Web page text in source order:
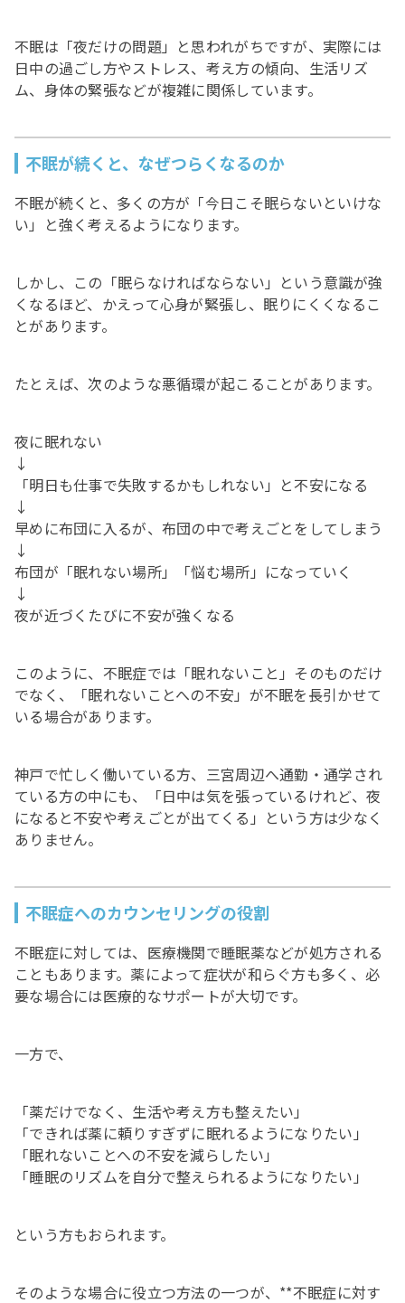
不眠は「夜だけの問題」と思われがちですが、実際には
日中の過ごし方やストレス、考え方の傾向、生活リズ
ム、身体の緊張などが複雑に関係しています。
不眠が続くと、なぜつらくなるのか
不眠が続くと、多くの方が「今日こそ眠らないといけな
い」と強く考えるようになります。
しかし、この「眠らなければならない」という意識が強
くなるほど、かえって心身が緊張し、眠りにくくなるこ
とがあります。
たとえば、次のような悪循環が起こることがあります。
夜に眠れない
↓
「明日も仕事で失敗するかもしれない」と不安になる
↓
早めに布団に入るが、布団の中で考えごとをしてしまう
↓
布団が「眠れない場所」「悩む場所」になっていく
↓
夜が近づくたびに不安が強くなる
このように、不眠症では「眠れないこと」そのものだけ
でなく、「眠れないことへの不安」が不眠を長引かせて
いる場合があります。
神戸で忙しく働いている方、三宮周辺へ通勤・通学され
ている方の中にも、「日中は気を張っているけれど、夜
になると不安や考えごとが出てくる」という方は少なく
ありません。
不眠症へのカウンセリングの役割
不眠症に対しては、医療機関で睡眠薬などが処方される
こともあります。薬によって症状が和らぐ方も多く、必
要な場合には医療的なサポートが大切です。
一方で、
「薬だけでなく、生活や考え方も整えたい」
「できれば薬に頼りすぎずに眠れるようになりたい」
「眠れないことへの不安を減らしたい」
「睡眠のリズムを自分で整えられるようになりたい」
という方もおられます。
そのような場合に役立つ方法の一つが、**不眠症に対す